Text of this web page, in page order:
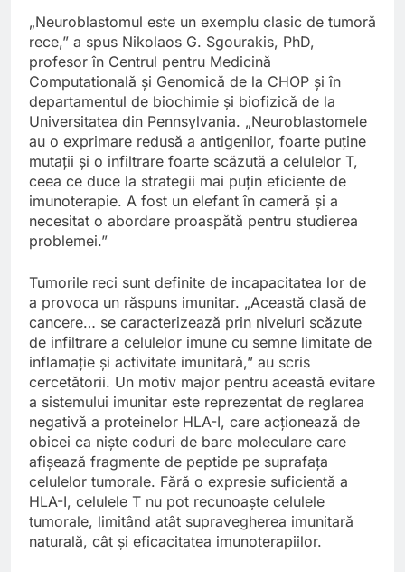
„Neuroblastomul este un exemplu clasic de tumoră
rece,” a spus Nikolaos G. Sgourakis, PhD,
profesor în Centrul pentru Medicină
Computatională și Genomică de la CHOP și în
departamentul de biochimie și biofizică de la
Universitatea din Pennsylvania. „Neuroblastomele
au o exprimare redusă a antigenilor, foarte puține
mutații și o infiltrare foarte scăzută a celulelor T,
ceea ce duce la strategii mai puțin eficiente de
imunoterapie. A fost un elefant în cameră și a
necesitat o abordare proaspătă pentru studierea
problemei.”
Tumorile reci sunt definite de incapacitatea lor de
a provoca un răspuns imunitar. „Această clasă de
cancere… se caracterizează prin niveluri scăzute
de infiltrare a celulelor imune cu semne limitate de
inflamație și activitate imunitară,” au scris
cercetătorii. Un motiv major pentru această evitare
a sistemului imunitar este reprezentat de reglarea
negativă a proteinelor HLA-I, care acționează de
obicei ca niște coduri de bare moleculare care
afișează fragmente de peptide pe suprafața
celulelor tumorale. Fără o expresie suficientă a
HLA-I, celulele T nu pot recunoaște celulele
tumorale, limitând atât supravegherea imunitară
naturală, cât și eficacitatea imunoterapiilor.